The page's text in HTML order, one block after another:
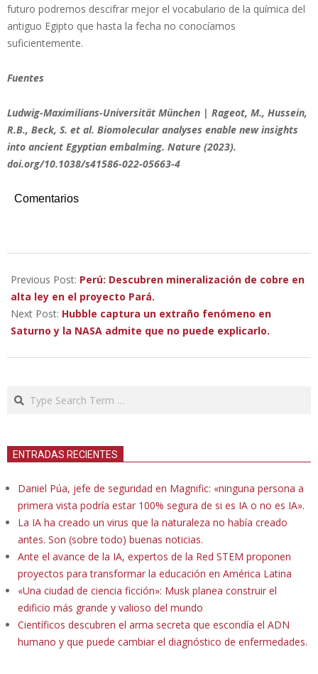
futuro podremos descifrar mejor el vocabulario de la química del
antiguo Egipto que hasta la fecha no conocíamos
suficientemente.
Fuentes
Ludwig-Maximilians-Universität München | Rageot, M., Hussein,
R.B., Beck, S. et al. Biomolecular analyses enable new insights
into ancient Egyptian embalming. Nature (2023).
doi.org/10.1038/s41586-022-05663-4
Comentarios
02-
19
Previous Post: Perú: Descubren mineralización de cobre en
alta ley en el proyecto Pará.
Next Post: Hubble captura un extraño fenómeno en
Saturno y la NASA admite que no puede explicarlo.
Search
ENTRADAS RECIENTES
Daniel Púa, jefe de seguridad en Magnific: «ninguna persona a
primera vista podría estar 100% segura de si es IA o no es IA».
La IA ha creado un virus que la naturaleza no había creado
antes. Son (sobre todo) buenas noticias.
Ante el avance de la IA, expertos de la Red STEM proponen
proyectos para transformar la educación en América Latina
«Una ciudad de ciencia ficción»: Musk planea construir el
edificio más grande y valioso del mundo
Científicos descubren el arma secreta que escondía el ADN
humano y que puede cambiar el diagnóstico de enfermedades.